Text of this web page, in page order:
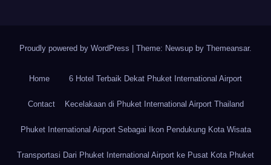
Proudly powered by WordPress Theme: Newsup by Themeansar.
Home 6 Hotel Terbaik Dekat Phuket International Airport
Contact Kecelakaan di Phuket International Airport Thailand
Phuket International Airport Sebagai Ikon Pendukung Kota Wisata
Transportasi Dari Phuket International Airport ke Pusat Kota Phuket